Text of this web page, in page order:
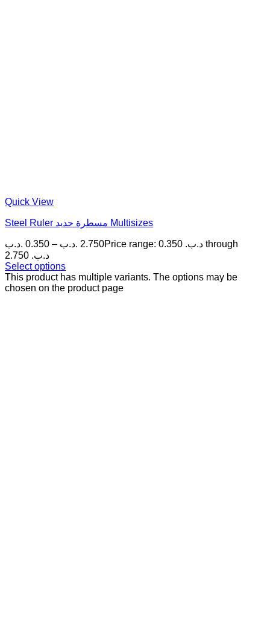
Quick View
Steel Ruler مسطرة حديد Multisizes
0.350 .د.ب – 2.750 .د.ب
Price range: 0.350 .د.ب through
2.750 .د.ب
Select options
This product has multiple variants. The options may be
chosen on the product page